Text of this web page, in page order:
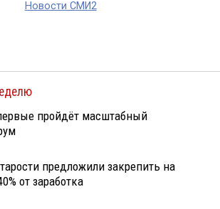
Новости СМИ2
пройдёт масштабный
предложили закрепить на
от заработка